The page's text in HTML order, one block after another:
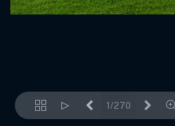
1/270